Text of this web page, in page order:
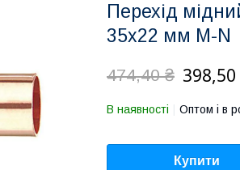
Перехід
35x22 мм M-N
474,40 ₴ 398,50
В наявності Оптом і в
Купити